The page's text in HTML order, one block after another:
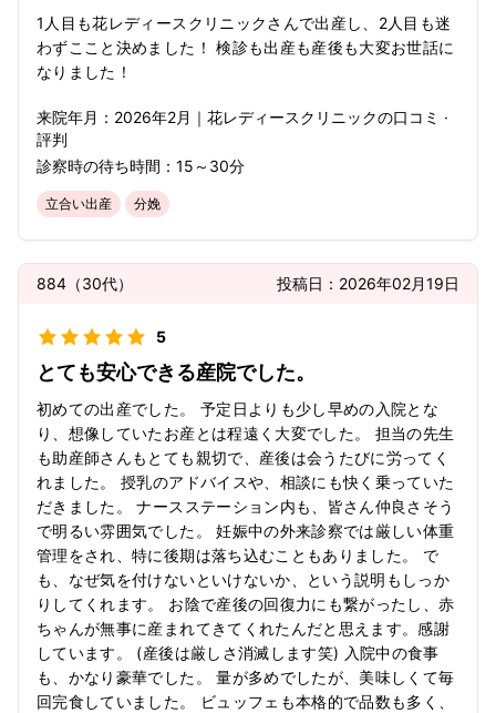
1人目も花レディースクリニックさんで出産し、2人目も迷
わずここと決めました！ 検診も出産も産後も大変お世話に
なりました！
来院年月： 2026年2月 ｜ 花レディースクリニックの口コミ ·
評判
診察時の待ち時間： 15～30分
立合い出産 分娩
884 （30代） 投稿日： 2026年02月19日
5
とても安心できる産院でした。
初めての出産でした。 予定日よりも少し早めの入院とな
り、想像していたお産とは程遠く大変でした。 担当の先生
も助産師さんもとても親切で、産後は会うたびに労ってく
れました。 授乳のアドバイスや、相談にも快く乗っていた
だきました。 ナースステーション内も、皆さん仲良さそう
で明るい雰囲気でした。 妊娠中の外来診察では厳しい体重
管理をされ、特に後期は落ち込むこともありました。 で
も、なぜ気を付けないといけないか、という説明もしっか
りしてくれます。 お陰で産後の回復力にも繋がったし、赤
ちゃんが無事に産まれてきてくれたんだと思えます。感謝
しています。 (産後は厳しさ消滅します笑) 入院中の食事
も、かなり豪華でした。 量が多めでしたが、美味しくて毎
回完食していました。 ビュッフェも本格的で品数も多く、